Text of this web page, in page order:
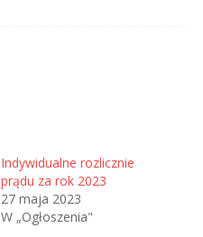
Indywidualne rozlicznie
prądu za rok 2023
27 maja 2023
W „Ogłoszenia"